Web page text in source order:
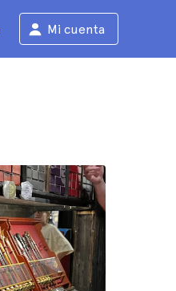
Mi cuenta